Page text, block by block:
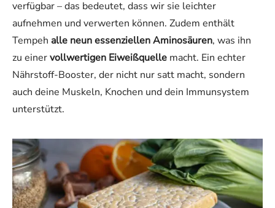
verfügbar – das bedeutet, dass wir sie leichter
aufnehmen und verwerten können. Zudem enthält
Tempeh alle neun essenziellen Aminosäuren, was ihn
zu einervollwertigen Eiweißquelle macht. Ein echter
Nährstoff-Booster, der nicht nur satt macht, sondern
auch deine Muskeln, Knochen und dein Immunsystem
unterstützt.